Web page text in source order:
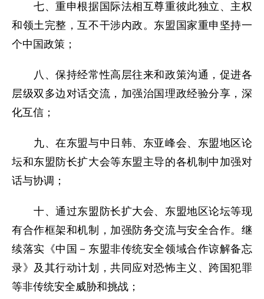
七、重申根据国际法相互尊重彼此独立、主权
和领土完整，互不干涉内政。东盟国家重申坚持一
个中国政策；
八、保持经常性高层往来和政策沟通，促进各
层级双多边对话交流，加强治国理政经验分享，深
化互信；
九、在东盟与中日韩、东亚峰会、东盟地区论
坛和东盟防长扩大会等东盟主导的各机制中加强对
话与协调；
十、通过东盟防长扩大会、东盟地区论坛等现
有合作框架和机制，加强防务交流与安全合作。继
续落实《中国－东盟非传统安全领域合作谅解备忘
录》及其行动计划，共同应对恐怖主义、跨国犯罪
等非传统安全威胁和挑战；